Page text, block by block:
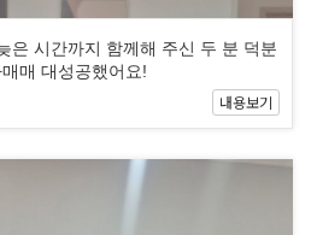
은 시간까지 함께해 주신 두 분 덕분
매 대성공했어요!
내용보기